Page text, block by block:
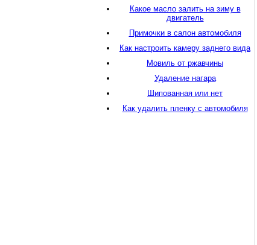
Какое масло залить на зиму в
двигатель
Примочки в салон автомобиля
Как настроить камеру заднего вида
Мовиль от ржавчины
Удаление нагара
Шипованная или нет
Как удалить пленку с автомобиля